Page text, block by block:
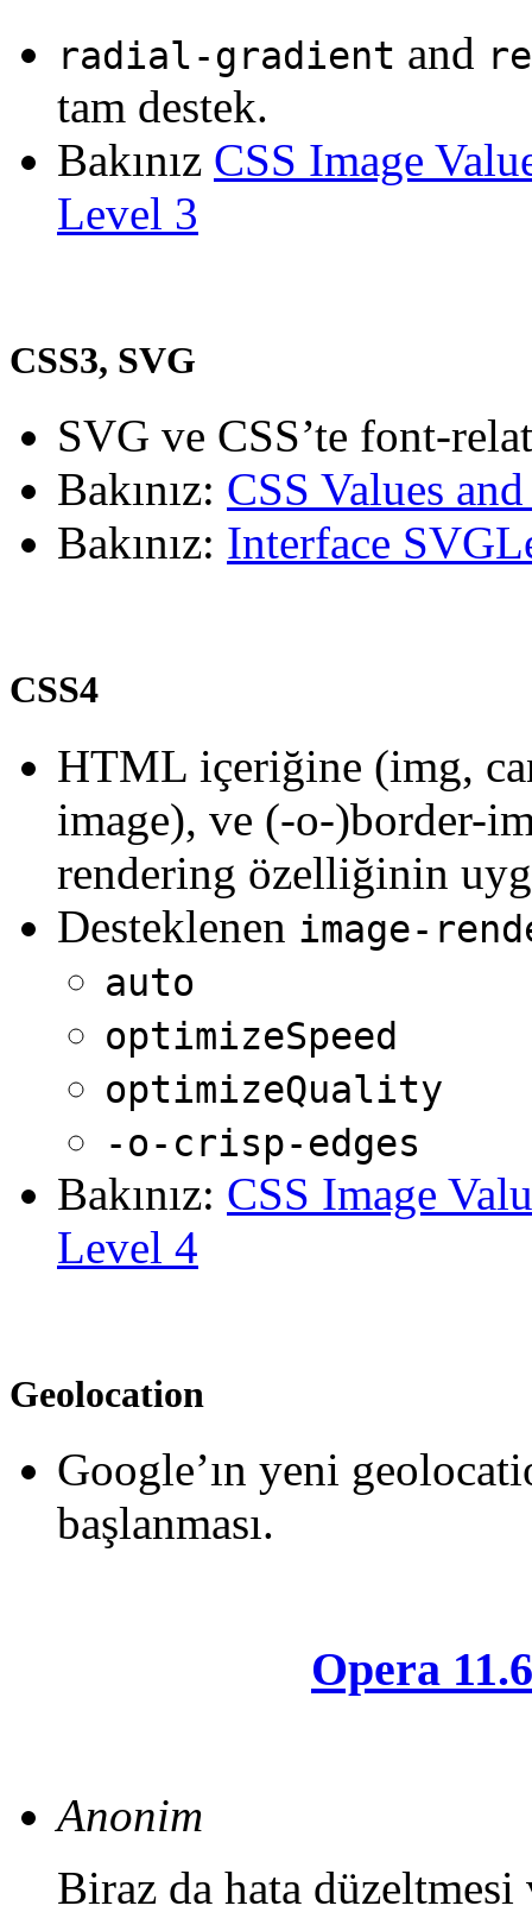
radial-gradient and
tam destek.
Bakınız CSS Image
Level 3
CSS3, SVG
SVG ve CSS’te font-
Bakınız: CSS Values
Bakınız: Interface
CSS4
HTML içeriğine (img,
image), ve (-o-)border-
rendering özelliğinin
Desteklenen image-
auto
optimizeSpeed
optimizeQuality
-o-crisp-edges
Bakınız: CSS Image
Level 4
Geolocation
Google’ın yeni
başlanması.
Opera
Anonim
Biraz da hata